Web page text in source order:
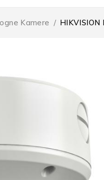
Kamere / HIKVISION